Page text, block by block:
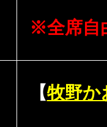
※全席自
【牧野か